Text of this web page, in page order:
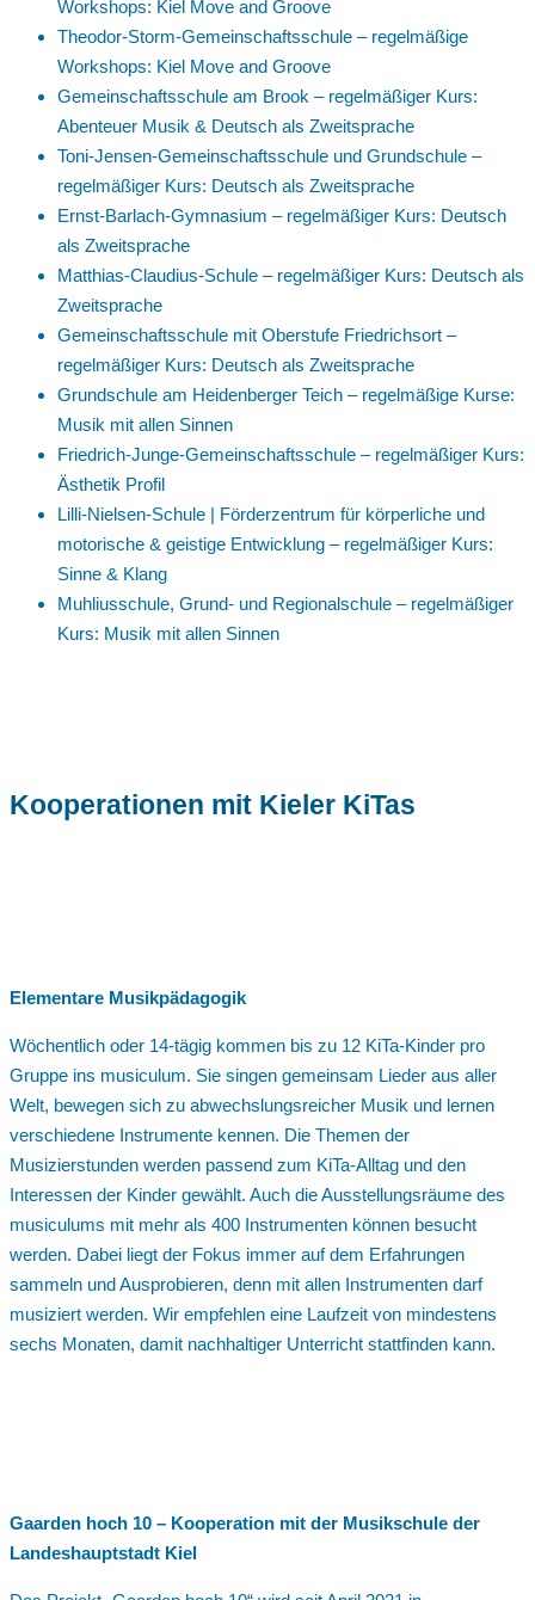
Workshops: Kiel Move and Groove
Theodor-Storm-Gemeinschaftsschule – regelmäßige
Workshops: Kiel Move and Groove
Gemeinschaftsschule am Brook – regelmäßiger Kurs:
Abenteuer Musik & Deutsch als Zweitsprache
Toni-Jensen-Gemeinschaftsschule und Grundschule –
regelmäßiger Kurs: Deutsch als Zweitsprache
Ernst-Barlach-Gymnasium – regelmäßiger Kurs: Deutsch
als Zweitsprache
Matthias-Claudius-Schule – regelmäßiger Kurs: Deutsch als
Zweitsprache
Gemeinschaftsschule mit Oberstufe Friedrichsort –
regelmäßiger Kurs: Deutsch als Zweitsprache
Grundschule am Heidenberger Teich – regelmäßige Kurse:
Musik mit allen Sinnen
Friedrich-Junge-Gemeinschaftsschule – regelmäßiger Kurs:
Ästhetik Profil
Lilli-Nielsen-Schule | Förderzentrum für körperliche und
motorische & geistige Entwicklung – regelmäßiger Kurs:
Sinne & Klang
Muhliusschule, Grund- und Regionalschule – regelmäßiger
Kurs: Musik mit allen Sinnen
Kooperationen mit Kieler KiTas
Elementare Musikpädagogik
Wöchentlich oder 14-tägig kommen bis zu 12 KiTa-Kinder pro
Gruppe ins musiculum. Sie singen gemeinsam Lieder aus aller
Welt, bewegen sich zu abwechslungsreicher Musik und lernen
verschiedene Instrumente kennen. Die Themen der
Musizierstunden werden passend zum KiTa-Alltag und den
Interessen der Kinder gewählt. Auch die Ausstellungsräume des
musiculums mit mehr als 400 Instrumenten können besucht
werden. Dabei liegt der Fokus immer auf dem Erfahrungen
sammeln und Ausprobieren, denn mit allen Instrumenten darf
musiziert werden. Wir empfehlen eine Laufzeit von mindestens
sechs Monaten, damit nachhaltiger Unterricht stattfinden kann.
Gaarden hoch 10 – Kooperation mit der Musikschule der
Landeshauptstadt Kiel